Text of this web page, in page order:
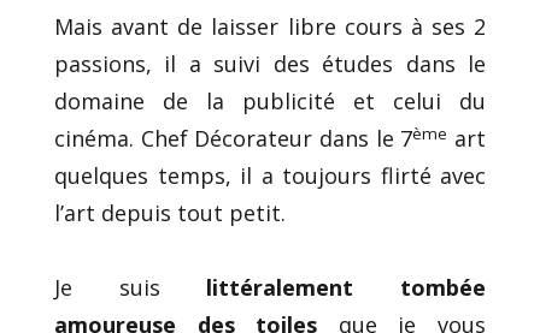
Mais avant de laisser libre cours à ses 2
passions, il a suivi des études dans le
domaine de la publicité et celui du
cinéma. Chef Décorateur dans le 7ème art
quelques temps, il a toujours flirté avec
l’art depuis tout petit.
Je suis littéralement tombée
amoureuse des toiles que je vous